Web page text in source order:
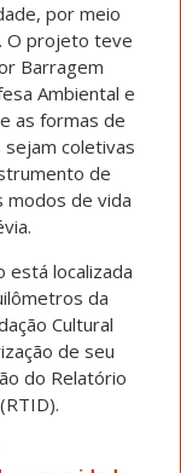
por meio
O projeto teve
Barragem
Ambiental e
as formas de
coletivas
de
modos de vida
está localizada
da
Cultural
de seu
do Relatório